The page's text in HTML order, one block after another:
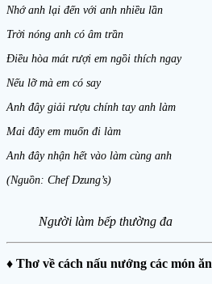
Nhớ anh lại đến với anh nhiều lần
Trời nóng anh có âm trần
Điều hòa mát rượi em ngồi thích ngay
Nếu lỡ mà em có say
Anh đây giải rượu chính tay anh làm
Mai đây em muốn đi làm
Anh đây nhận hết vào làm cùng anh
(Nguồn: Chef Dzung’s)
Người làm bếp thường đa
♦ Thơ về cách nấu nướng các món ăn